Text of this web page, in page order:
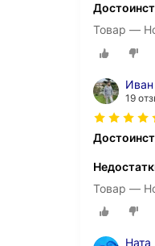
Товар —
Иван
19
Товар —
Ната